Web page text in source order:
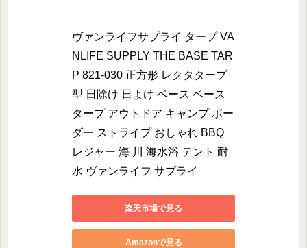
ヴァンライフサプライ タープ VA
NLIFE SUPPLY THE BASE TAR
P 821-030 正方形 レクタタープ
型 日除け 日よけ ベース ベース
タープ アウトドア キャンプ ボー
ダー ストライプ おしゃれ BBQ
レジャー 海 川 海水浴 テント 耐
水 ヴァンライフ サプライ
楽天市場で見る
Amazonで見る